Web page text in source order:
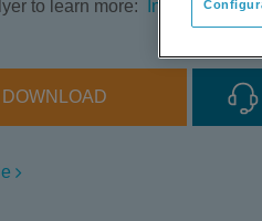
to learn more:
Intact
DOWNLOAD